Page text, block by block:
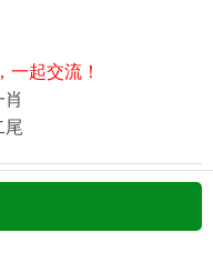
一起交流！
尾